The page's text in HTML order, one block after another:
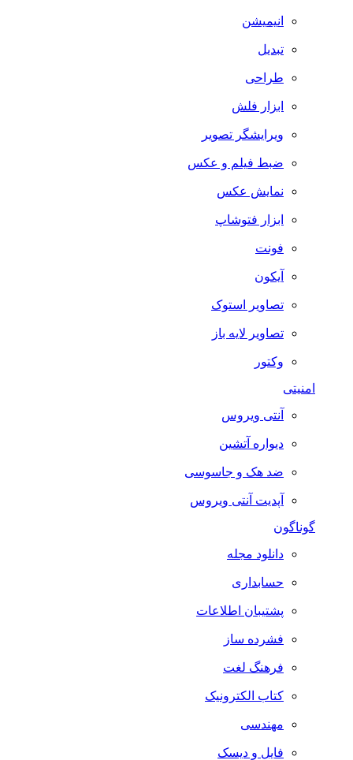
انیمیشن
تبدیل
طراحی
ابزار فلش
ویرایشگر تصویر
ضبط فيلم و عكس
نمایش عکس
ابزار فتوشاپ
فونت
آیکون
تصاویر استوک
تصاویر لایه باز
وکتور
امنیتی
آنتی ویروس
دیواره آتشین
ضد هک و جاسوسی
آپدیت آنتی ویروس
گوناگون
دانلود مجله
حسابداری
پشتیبان اطلاعات
فشرده ساز
فرهنگ لغت
کتاب الکترونیک
مهندسی
فایل و دیسک